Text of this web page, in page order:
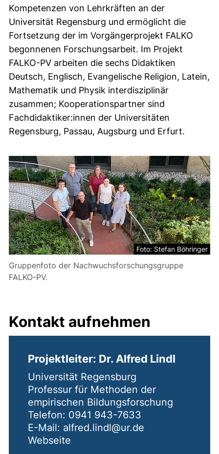
Kompetenzen von Lehrkräften an der
Universität Regensburg und ermöglicht die
Fortsetzung der im Vorgängerprojekt FALKO
begonnenen Forschungsarbeit. Im Projekt
FALKO-PV arbeiten die sechs Didaktiken
Deutsch, Englisch, Evangelische Religion, Latein,
Mathematik und Physik interdisziplinär
zusammen; Kooperationspartner sind
Fachdidaktiker:innen der Universitäten
Regensburg, Passau, Augsburg und Erfurt.
Foto: Stefan Böhringer
Gruppenfoto der Nachwuchsforschungsgruppe
FALKO-PV.
Kontakt aufnehmen
Projektleiter: Dr. Alfred Lindl
Universität Regensburg
Professur für Methoden der
empirischen Bildungsforschung
Telefon: 0941 943-7633
E-Mail: alfred.lindl@ur.de
Webseite